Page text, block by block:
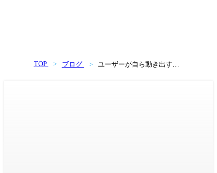
TOP ブログ
ユーザーが自ら動き出す！